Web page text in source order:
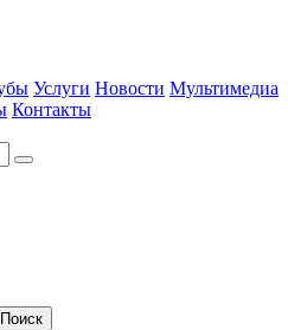
Услуги Новости Мультимедиа
Контакты
Поиск